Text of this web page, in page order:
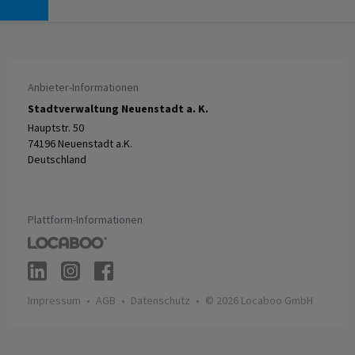
Anbieter-Informationen
Stadtverwaltung Neuenstadt a. K.
Hauptstr. 50
74196 Neuenstadt a.K.
Deutschland
Plattform-Informationen
Impressum AGB Datenschutz © 2026 Locaboo GmbH